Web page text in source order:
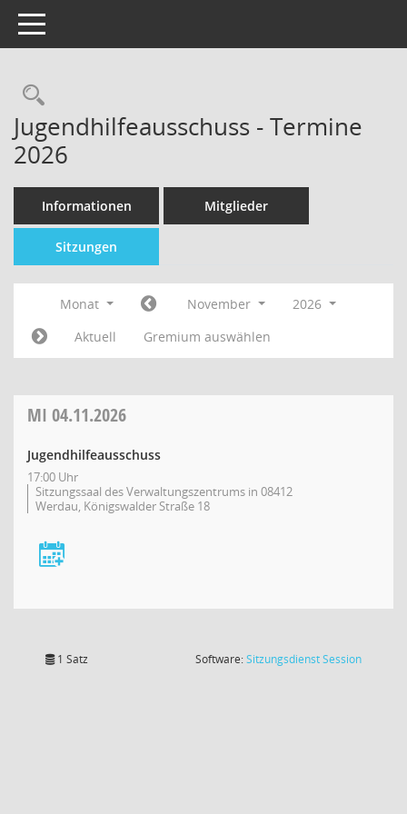
Toggle navigation
Jugendhilfeausschuss - Termine
2026
Informationen Mitglieder
Sitzungen
Monat November
2026
Aktuell
Gremium auswählen
MI 04.11.2026
Jugendhilfeausschuss
17:00 Uhr
Sitzungssaal des Verwaltungszentrums in 08412
Werdau, Königswalder Straße 18
1 Satz Software:SitzungsdienstSession(Wird in